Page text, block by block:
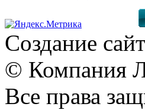
Создание
© Компания
Все права